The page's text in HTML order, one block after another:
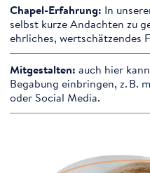
Chapel-Erfahrung: In
selbst kurze Andachten zu
ehrliches, wertschätzendes
Mitgestalten: auch hier
Begabung einbringen, z. B.
oder Social Media.